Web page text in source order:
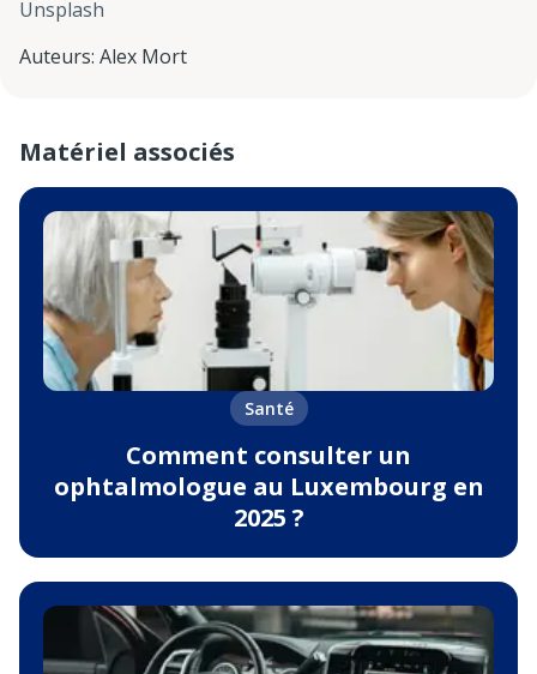
Unsplash
Auteurs: Alex Mort
Matériel associés
Santé
Comment consulter un
ophtalmologue au Luxembourg en
2025 ?